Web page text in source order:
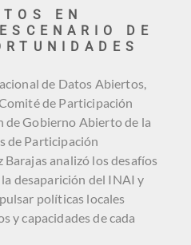
EN
DE
de Datos Abiertos,
de Participación
de Gobierno Abierto de la
de Participación
Barajas analizó los desafíos
desaparición del INAI y
políticas locales
y capacidades de cada